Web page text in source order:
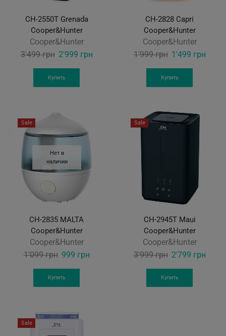
CH-2550T Grenada
Cooper&Hunter
Cooper&Hunter
3'499грн Original
price
was:
3'499 грн.
2'999 грнCurrent
Купить
CH-2828 Capri
Cooper&Hunter
Cooper&Hunter
1'999грн Original
price
was:
1'999 грн.
1'499 грн
Купить
Sale
Нет в
наличии
CH-2835 MALTA
Cooper&Hunter
Cooper&Hunter
1'099грн Original
was:
999 грнCurrent
Купить
Sale
CH-2945T Maui
Cooper&Hunter
Cooper&Hunter
3'999грн Original
was:
2'799 грн
Купить
Sale